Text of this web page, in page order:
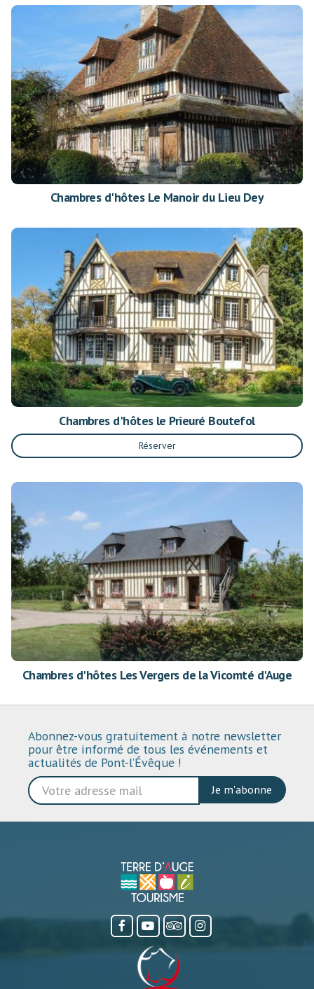
Chambres d'hôtes Le Manoir du Lieu Dey
Chambres d'hôtes le Prieuré Boutefol
Réserver
Chambres d'hôtes Les Vergers de la Vicomté d'Auge
Abonnez-vous gratuitement à notre newsletter
pour être informé de tous les événements et
actualités de Pont-l’Évêque !
Je m'abonne